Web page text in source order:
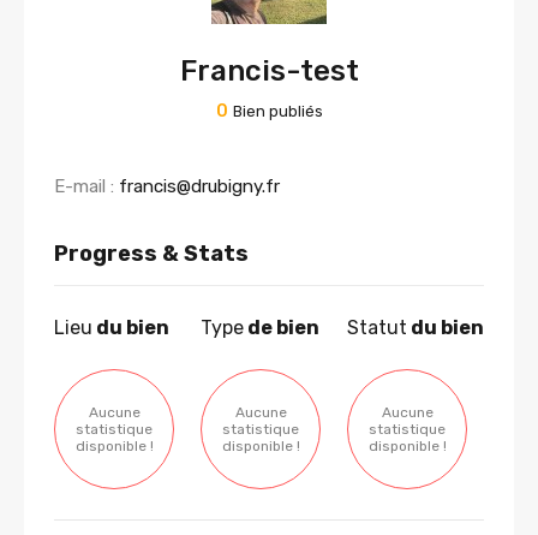
Francis-test
0 Bien publiés
E-mail : francis@drubigny.fr
Progress & Stats
Lieu du bien
Aucune
statistique
disponible !
Type de bien
Aucune
statistique
disponible !
Statut du bien
Aucune
statistique
disponible !